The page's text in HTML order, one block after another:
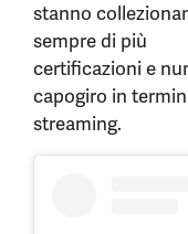
stanno
sempre di più
certificazioni e
capogiro in
streaming.